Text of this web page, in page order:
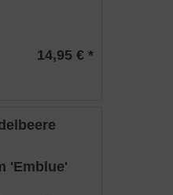
14,95 € *
'Emblue'